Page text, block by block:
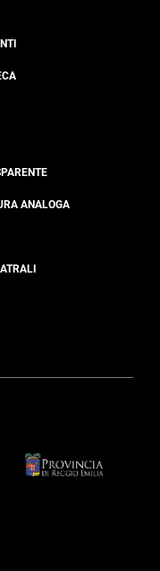
ANALOGA